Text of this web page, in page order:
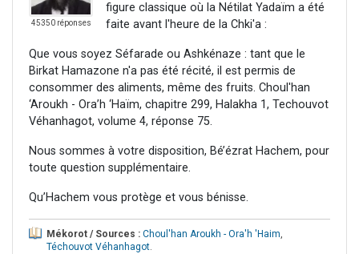
45350 réponses
figure classique où la Nétilat Yadaïm a été
faite avant l'heure de la Chki'a :
Que vous soyez Séfarade ou Ashkénaze : tant que le
Birkat Hamazone n'a pas été récité, il est permis de
consommer des aliments, même des fruits. Choul'han
‘Aroukh - Ora’h ‘Haïm, chapitre 299, Halakha 1, Techouvot
Véhanhagot, volume 4, réponse 75.
Nous sommes à votre disposition, Bé’ézrat Hachem, pour
toute question supplémentaire.
Qu’Hachem vous protège et vous bénisse.
Mékorot / Sources : Choul'han Aroukh - Ora'h 'Haim,
Téchouvot Véhanhagot.